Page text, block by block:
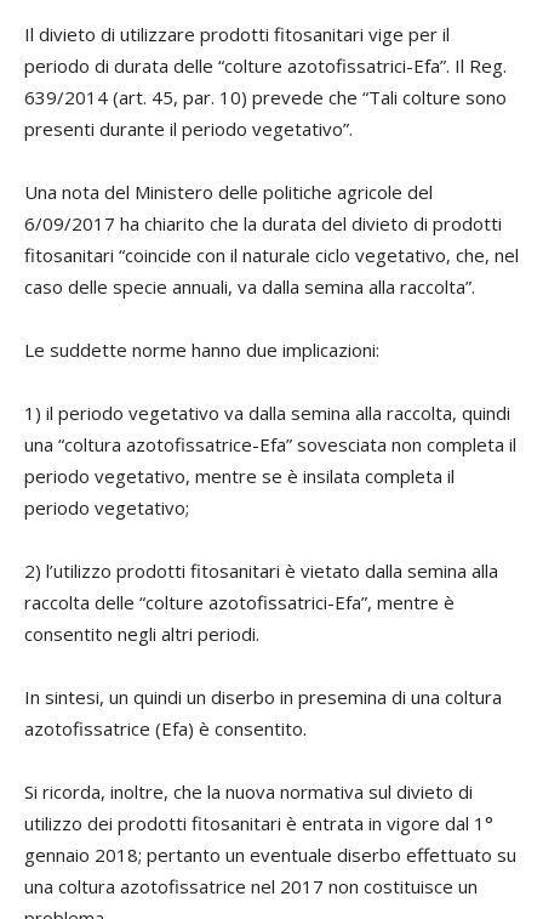
Il divieto di utilizzare prodotti fitosanitari vige per il
periodo di durata delle “colture azotofissatrici-Efa”. Il Reg.
639/2014 (art. 45, par. 10) prevede che “Tali colture sono
presenti durante il periodo vegetativo”.
Una nota del Ministero delle politiche agricole del
6/09/2017 ha chiarito che la durata del divieto di prodotti
fitosanitari “coincide con il naturale ciclo vegetativo, che, nel
caso delle specie annuali, va dalla semina alla raccolta”.
Le suddette norme hanno due implicazioni:
1) il periodo vegetativo va dalla semina alla raccolta, quindi
una “coltura azotofissatrice-Efa” sovesciata non completa il
periodo vegetativo, mentre se è insilata completa il
periodo vegetativo;
2) l’utilizzo prodotti fitosanitari è vietato dalla semina alla
raccolta delle “colture azotofissatrici-Efa”, mentre è
consentito negli altri periodi.
In sintesi, un quindi un diserbo in presemina di una coltura
azotofissatrice (Efa) è consentito.
Si ricorda, inoltre, che la nuova normativa sul divieto di
utilizzo dei prodotti fitosanitari è entrata in vigore dal 1°
gennaio 2018; pertanto un eventuale diserbo effettuato su
una coltura azotofissatrice nel 2017 non costituisce un